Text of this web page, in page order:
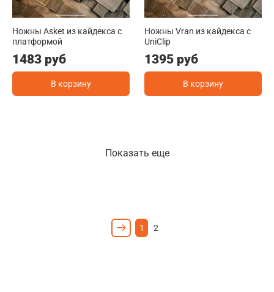
Ножны Asket из кайдекса c
платформой
1483 руб
В корзину
Ножны Vran из кайдекса c
UniClip
1395 руб
В корзину
Показать еще
1 2